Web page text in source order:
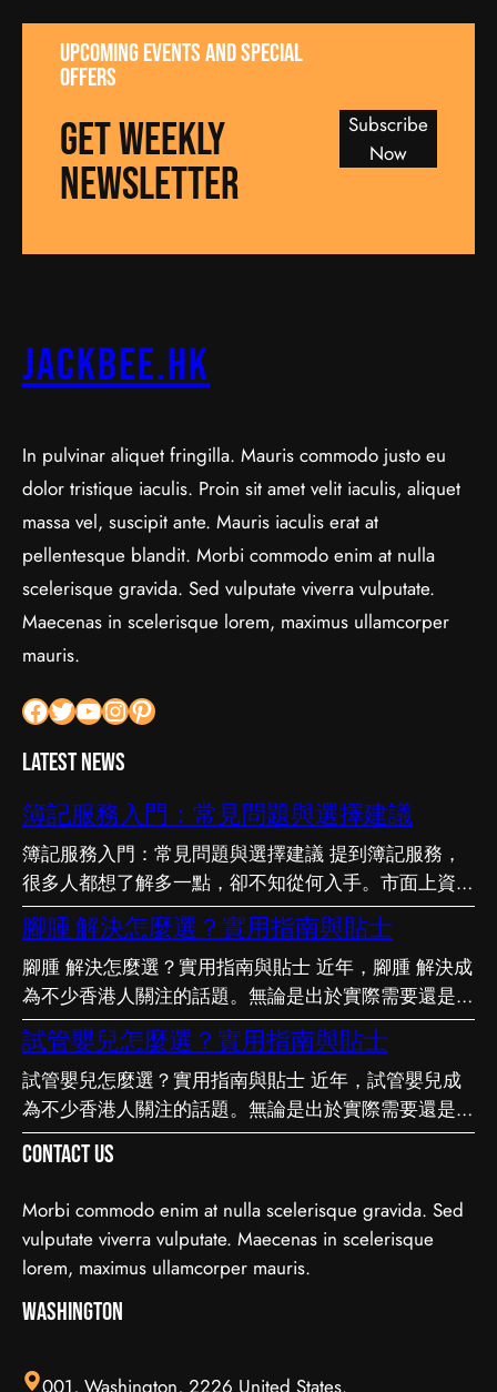
UPCOMING EVENTS AND SPECIAL
OFFERS
GET WEEKLY
NEWSLETTER
Subscribe
Now
jackbee.hk
In pulvinar aliquet fringilla. Mauris commodo justo eu
dolor tristique iaculis. Proin sit amet velit iaculis, aliquet
massa vel, suscipit ante. Mauris iaculis erat at
pellentesque blandit. Morbi commodo enim at nulla
scelerisque gravida. Sed vulputate viverra vulputate.
Maecenas in scelerisque lorem, maximus ullamcorper
mauris.
Facebook Twitter YouTube InstagramPinterest
Latest News
簿記服務入門：常見問題與選擇建議
簿記服務入門：常見問題與選擇建議 提到簿記服務，
很多人都想了解多一點，卻不知從何入手。市面上資訊
繁多，真假難辨。以下整理了幾個值得留意的重點，希
望能幫助你更清晰地掌握簿記服務的相關知識。 事前
要留意甚麼 在做決定之前，有幾點值得特別留意。首
先，每個人的情況不盡相同，適合別人的未必適合自
己；其次，資訊來源是否可靠同樣關鍵。如有任何疑
問，諮詢相關範疇的專業人士，往往能得到更貼合個人
需要的建議。 聰明選擇的方法 幾個簡單的方法，能幫
你少走冤枉路：先設定清晰的目標與預算、收集足夠的
資料再比較，以及保留彈性以應對變化。把這些習慣養
成，做選擇時自然更得心應手。 因應需要選擇 不同的
情境，對簿記服務的要求也不一樣。先想清楚自己最常
遇到的情況與優先考量，再作選擇，就能避免買了用不
上、或選了不合適的尷尬，讓每一分付出都用得其所。
如何選擇 在考慮簿記服務時，建議從自己的實際需要
出發，比較不同選擇的特點與條件，而非單看價錢或表
需要的方案。想進一步了解相關資訊，可以參考簿記服
腳腫 解決怎麼選？實用指南與貼士
腳腫 解決怎麼選？實用指南與貼士 近年，腳腫 解決成
為不少香港人關注的話題。無論是出於實際需要還是興
趣，先對它有基本認識，都有助我們作出更明智的決
定。這篇文章會從不同角度，和大家分享關於腳腫 解
決的實用資訊。 它的重要性 認真了解腳腫 解決的好處
顯而易見：當你清楚自己面對的選擇與條件，便更容易
避開常見的陷阱，把時間與資源花在真正合適的地方，
這也是做足功課的價值所在。 事前要留意甚麼 在做決
定之前，有幾點值得特別留意。首先，每個人的情況不
盡相同，適合別人的未必適合自己；其次，資訊來源是
否可靠同樣關鍵。如有任何疑問，諮詢相關範疇的專業
人士，往往能得到更貼合個人需要的建議。 聰明選擇
的方法 幾個簡單的方法，能幫你少走冤枉路：先設定
彈性以應對變化。把這些習慣養成，做選擇時自然更得
試管嬰兒怎麼選？實用指南與貼士
試管嬰兒怎麼選？實用指南與貼士 近年，試管嬰兒成
為不少香港人關注的話題。無論是出於實際需要還是興
趣，先對它有基本認識，都有助我們作出更明智的決
定。這篇文章會從不同角度，和大家分享關於試管嬰兒
的實用資訊。 它的重要性 認真了解試管嬰兒的好處顯
而易見：當你清楚自己面對的選擇與條件，便更容易避
開常見的陷阱，把時間與資源花在真正合適的地方，這
也是做足功課的價值所在。 事前要留意甚麼 在做決定
之前，有幾點值得特別留意。首先，每個人的情況不盡
可靠同樣關鍵。如有任何疑問，諮詢相關範疇的專業人
Contact Us
Morbi commodo enim at nulla scelerisque gravida. Sed
vulputate viverra vulputate. Maecenas in scelerisque
lorem, maximus ullamcorper mauris.
Washington
001, Washington, 2226 United States.